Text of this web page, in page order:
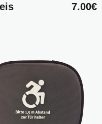
7.00€